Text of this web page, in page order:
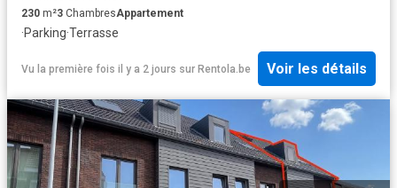
230 m²3 ChambresAppartement
·Parking·Terrasse
Vu la première fois il y a 2 jours sur Rentola.be Voir les détails